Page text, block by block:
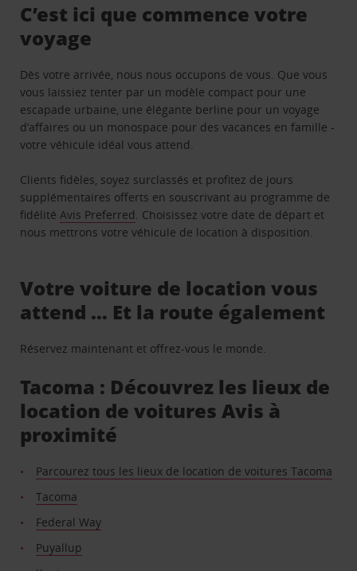
C’est ici que commence votre
voyage
Dès votre arrivée, nous nous occupons de vous. Que vous
vous laissiez tenter par un modèle compact pour une
escapade urbaine, une élégante berline pour un voyage
d’affaires ou un monospace pour des vacances en famille -
votre véhicule idéal vous attend.
Clients fidèles, soyez surclassés et profitez de jours
supplémentaires offerts en souscrivant au programme de
fidélitéAvis Preferred. Choisissez votre date de départ et
nous mettrons votre véhicule de location à disposition.
Votre voiture de location vous
attend … Et la route également
Réservez maintenant et offrez-vous le monde.
Tacoma : Découvrez les lieux de
location de voitures Avis à
proximité
Parcourez tous les lieux de location de voitures Tacoma
Tacoma
Federal Way
Puyallup